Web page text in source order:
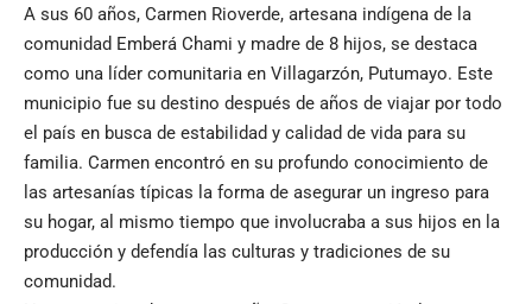
A sus 60 años, Carmen Rioverde, artesana indígena de la
comunidad Emberá Chami y madre de 8 hijos, se destaca
como una líder comunitaria en Villagarzón, Putumayo. Este
municipio fue su destino después de años de viajar por todo
el país en busca de estabilidad y calidad de vida para su
familia. Carmen encontró en su profundo conocimiento de
las artesanías típicas la forma de asegurar un ingreso para
su hogar, al mismo tiempo que involucraba a sus hijos en la
producción y defendía las culturas y tradiciones de su
comunidad.